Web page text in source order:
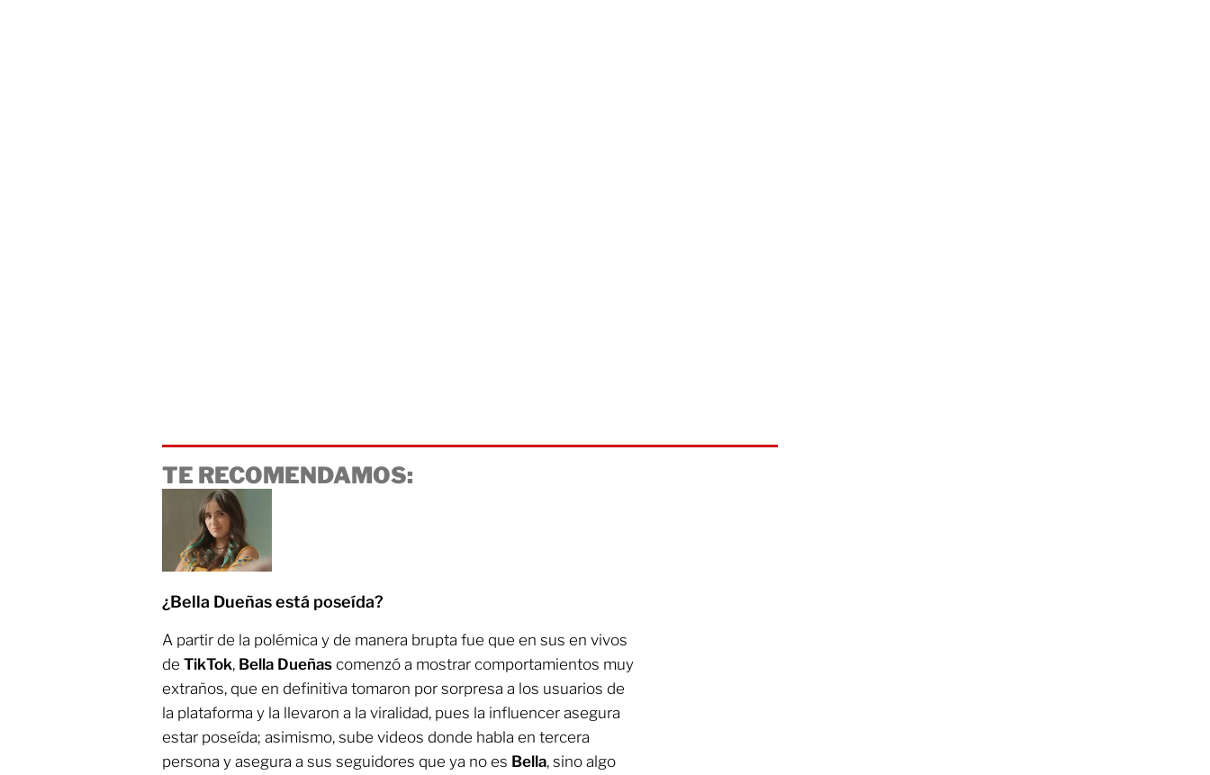
TE RECOMENDAMOS:
¿Bella Dueñas está poseída?
A partir de la polémica y de manera brupta fue que en sus en vivos
de TikTok, Bella Dueñas comenzó a mostrar comportamientos muy
extraños, que en definitiva tomaron por sorpresa a los usuarios de
la plataforma y la llevaron a la viralidad, pues la influencer asegura
estar poseída; asimismo, sube videos donde habla en tercera
persona y asegura a sus seguidores que ya no es Bella, sino algo